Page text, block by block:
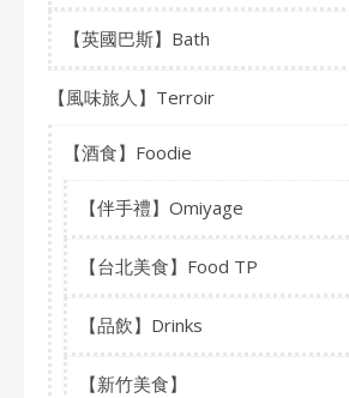
【英國巴斯】Bath
【風味旅人】Terroir
【酒食】Foodie
【伴手禮】Omiyage
【台北美食】Food TP
【品飲】Drinks
【新竹美食】